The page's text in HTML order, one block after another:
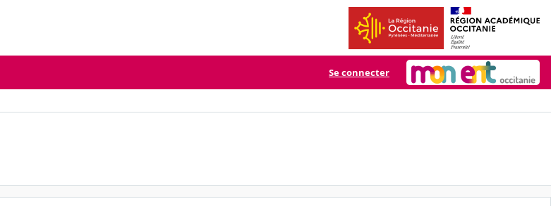
Se connecter